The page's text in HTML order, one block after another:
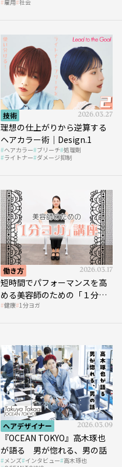
に支払う給与はいくらなのか
雇用 社会
技術 2026.03.27
理想の仕上がりから逆算する
ヘアカラー術｜Design.1
ヘアカラー ブリーチ 処理剤
ライトナー ダメージ抑制
働き方 2026.03.17
短時間でパフォーマンスを高
める美容師のための「１分ヨ
ガ」講座｜実践編
健康 1分ヨガ
ヘアデザイナー 2026.03.09
『OCEAN TOKYO』高木琢也
が語る 男が惚れる、男の話
メンズ インタビュー 高木琢也